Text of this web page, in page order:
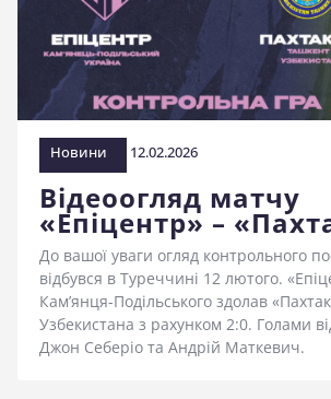
стадіоні
Новини 12.02.2026
Відеоогляд матчу
«Епіцентр» –
До вашої уваги огляд контрольного
відбувся в Туреччині 12 лютого.
Кам’янця-Подільського здолав
Узбекистана з рахунком 2:0. Голами
Джон Себеріо та Андрій Маткевич.